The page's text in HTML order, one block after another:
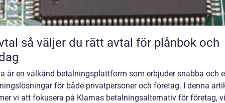
för plånbok och
är en välkänd betalningsplattform som erbjuder snabba och
för både privatpersoner och företag. I denna
vi att fokusera på Klarnas betalningsalternativ för företag,